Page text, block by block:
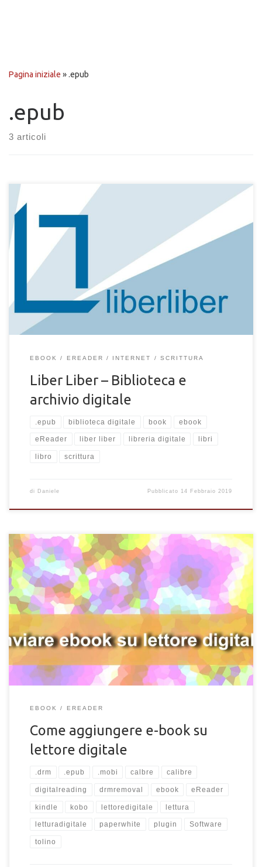
Pagina iniziale ».epub
.epub
3 articoli
Sei alla ricerca di un classico della letteratura e hai un lettore
digitale a disposizione? Splendido! Stai sicuremente cercando
Liber Liber. Qui puoi scaricare gratuitamente alcuni classici della
letteratura italiana e mondiale non coperti da diritti d’autore.
Liber Liber è un associazione senza scopo di lucro che si
occupa di promozione di ogni espressione artistica e
intellettuale. La conobbi nel lontano […]
EBOOK EREADER INTERNET SCRITTURA
Liber Liber – Biblioteca e
archivio digitale
.epub biblioteca digitale book ebook
eReader liber liber libreria digitale libri
libro scrittura
di Daniele Pubblicato 14 Febbraio 2019
Premessa: in questa guida utilizzerò il software per ebook
Calibre, scaricabile gratuitamente dal sito ufficiale. Apri Calibre
e clicca sull’icona “Aggiungi libri” sulla barra strumenti in alto a
sinistra; Clicca con il tasto destro sull’icona del tuo ebook, poi
su “Invia al dispositivo > invia alla memoria principale“; Attendi il
caricamento. Ora puoi scollegare il tuo dispositivo, con il tuo
[…]
EBOOK EREADER
Come aggiungere e-book su
lettore digitale
.drm .epub .mobi calbre calibre
digitalreading drmremoval ebook eReader
kindle kobo lettoredigitale lettura
letturadigitale paperwhite plugin Software
tolino